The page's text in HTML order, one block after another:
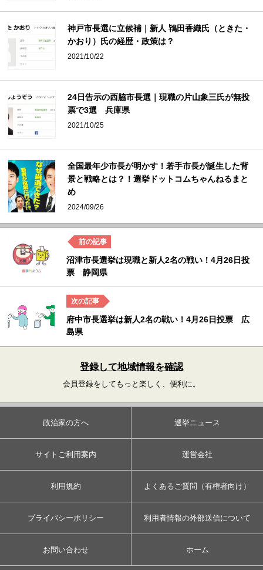
神戸市長選に立候補｜新人 鴇田香織氏（ときた・
かおり）氏の経歴・政策は？
2021/10/22
24日告示の西脇市長選｜現職の片山象三氏が無投
票で3選 兵庫県
2021/10/25
全国最年少市長が明かす！若手市長が誕生した背
景と戦略とは？！選挙ドットコムちゃんねるまと
め
2024/09/26
沼津市長選挙は現職と新人2名の戦い！4月26日投
票 静岡県
府中市長選挙は新人2名の戦い！4月26日投票 広
島県
登録して地域情報を確認
会員登録をしてもっと楽しく、便利に。
政治家の方へ 選挙ニュース
サイトご利用案内 運営会社
利用規約 よくあるご質問（有権者向け）
プライバシーポリシー 利用者情報の外部送信について
お問い合わせ ホーム